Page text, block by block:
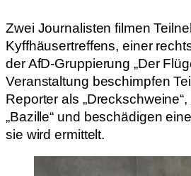
Zwei Journalisten filmen
Kyffhäusertreffens, einer
der AfD-Gruppierung „Der
Veranstaltung beschimpfen
Reporter als „Dreckschweine“,
„Bazille“ und beschädigen
sie wird ermittelt.